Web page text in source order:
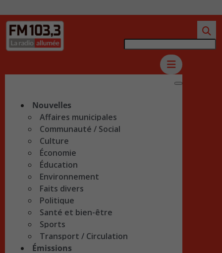
Nouvelles
Affaires municipales
Communauté / Social
Culture
Économie
Éducation
Environnement
Faits divers
Politique
Santé et bien-être
Sports
Transport / Circulation
Émissions